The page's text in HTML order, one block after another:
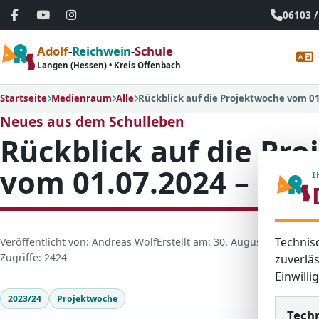
06103
Adolf-Reichwein-Schule
Langen (Hessen) • Kreis Offenbach
Startseite Medienraum Alle Rückblick auf die Projektwoche vom
Neues aus dem Schulleben
Rückblick auf die
vom 01.07.2024 –
D
e
a
i
Veröffentlicht von: Andreas WolfErstellt am: 30. August 2024
Zugriffe: 2424
2023/24 Projektwoche